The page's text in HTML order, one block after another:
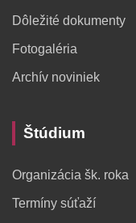
Dôležité dokumenty
Fotogaléria
Archív noviniek
Štúdium
Organizácia šk. roka
Termíny súťaží